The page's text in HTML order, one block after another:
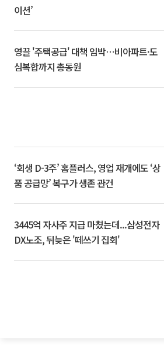
이션’
영끌 '주택공급' 대책 임박⋯비아파트·도
심복합까지 총동원
‘회생 D-3주’ 홈플러스, 영업 재개에도 ‘상
품 공급망’ 복구가 생존 관건
3445억 자사주 지급 마쳤는데...삼성전자
DX노조, 뒤늦은 '떼쓰기 집회'